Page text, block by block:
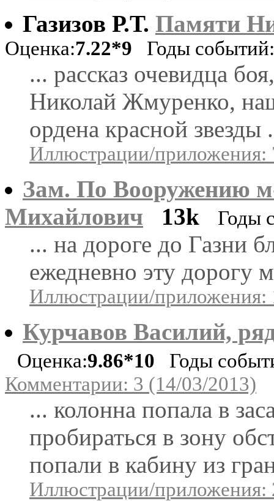
Газизов Р.Т. Памяти
Оценка:7.22*9 Годы
... рассказ очевидца
Николай Жмуренко,
ордена красной звезды
Иллюстрации/приложения:
Зам. По Вооружению
Михайлович
13k Годы
... на дороге до Газни
ежедневно эту дорогу
Иллюстрации/приложения:
Курчавов Василий,
Оценка:9.86*10 Годы
Комментарии: 3 (14/03/2013)
... колонна попала в
пробираться в зону
попали в кабину из
Иллюстрации/приложения: